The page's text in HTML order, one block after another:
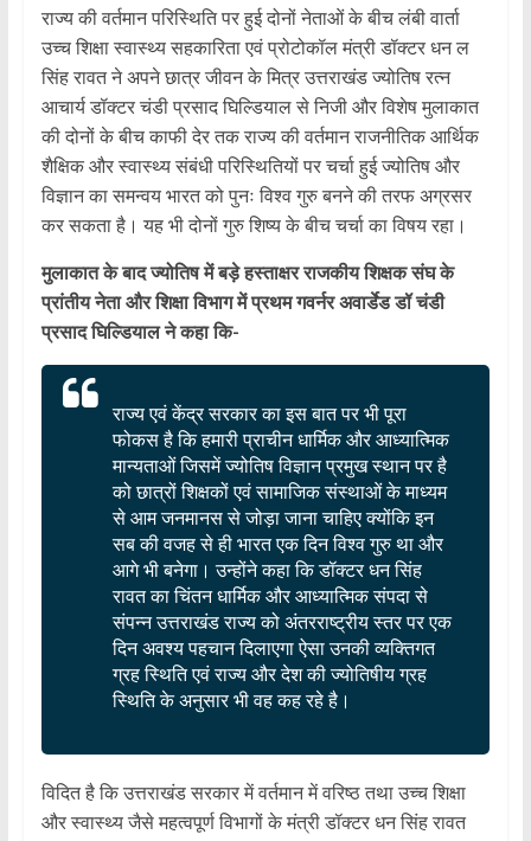
राज्य की वर्तमान परिस्थिति पर हुई दोनों नेताओं के बीच लंबी वार्ता
उच्च शिक्षा स्वास्थ्य सहकारिता एवं प्रोटोकॉल मंत्री डॉक्टर धन ल
सिंह रावत ने अपने छात्र जीवन के मित्र उत्तराखंड ज्योतिष रत्न
आचार्य डॉक्टर चंडी प्रसाद घिल्डियाल से निजी और विशेष मुलाकात
की दोनों के बीच काफी देर तक राज्य की वर्तमान राजनीतिक आर्थिक
शैक्षिक और स्वास्थ्य संबंधी परिस्थितियों पर चर्चा हुई ज्योतिष और
विज्ञान का समन्वय भारत को पुनः विश्व गुरु बनने की तरफ अग्रसर
कर सकता है। यह भी दोनों गुरु शिष्य के बीच चर्चा का विषय रहा।
मुलाकात के बाद ज्योतिष में बड़े हस्ताक्षर राजकीय शिक्षक संघ के
प्रांतीय नेता और शिक्षा विभाग में प्रथम गवर्नर अवार्डेड डॉ चंडी
प्रसाद घिल्डियाल ने कहा कि-
राज्य एवं केंद्र सरकार का इस बात पर भी पूरा
फोकस है कि हमारी प्राचीन धार्मिक और आध्यात्मिक
मान्यताओं जिसमें ज्योतिष विज्ञान प्रमुख स्थान पर है
को छात्रों शिक्षकों एवं सामाजिक संस्थाओं के माध्यम
से आम जनमानस से जोड़ा जाना चाहिए क्योंकि इन
सब की वजह से ही भारत एक दिन विश्व गुरु था और
आगे भी बनेगा। उन्होंने कहा कि डॉक्टर धन सिंह
रावत का चिंतन धार्मिक और आध्यात्मिक संपदा से
संपन्न उत्तराखंड राज्य को अंतरराष्ट्रीय स्तर पर एक
दिन अवश्य पहचान दिलाएगा ऐसा उनकी व्यक्तिगत
ग्रह स्थिति एवं राज्य और देश की ज्योतिषीय ग्रह
स्थिति के अनुसार भी वह कह रहे है।
विदित है कि उत्तराखंड सरकार में वर्तमान में वरिष्ठ तथा उच्च शिक्षा
और स्वास्थ्य जैसे महत्वपूर्ण विभागों के मंत्री डॉक्टर धन सिंह रावत